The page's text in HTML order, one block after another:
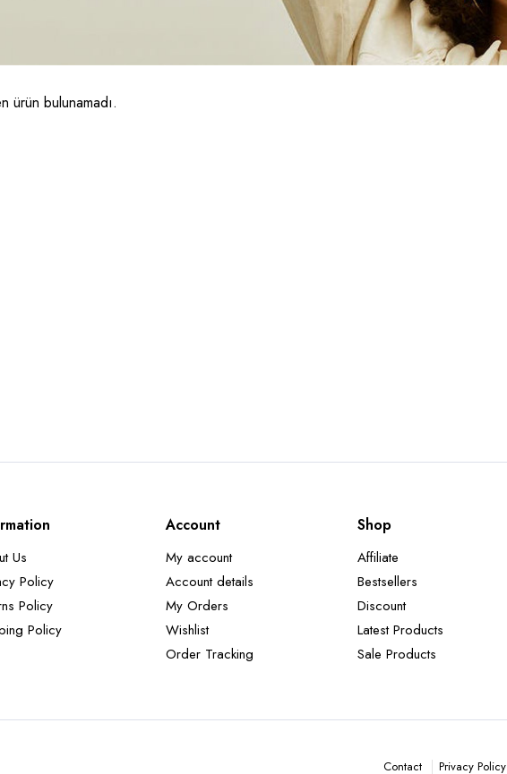
ürün bulunamadı.
Us
Policy
Policy
Policy
Account
My account
Account details
My Orders
Wishlist
Order Tracking
Shop
Affiliate
Bestsellers
Discount
Latest Products
Sale Products
Contact Privacy Policy